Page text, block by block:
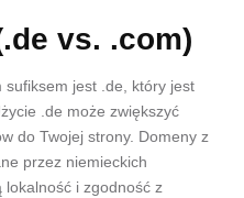
vs. .com)
jest .de, który jest
.de może zwiększyć
do Twojej strony. Domeny z
przez niemieckich
lokalność i zgodność z